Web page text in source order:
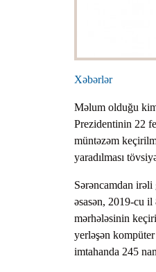
Xəbərlər
Məlum olduğu
Prezidentinin 22
müntəzəm
yaradılması
Sərəncamdan
əsasən, 2019-cu
mərhələsinin
yerləşən
imtahanda 245